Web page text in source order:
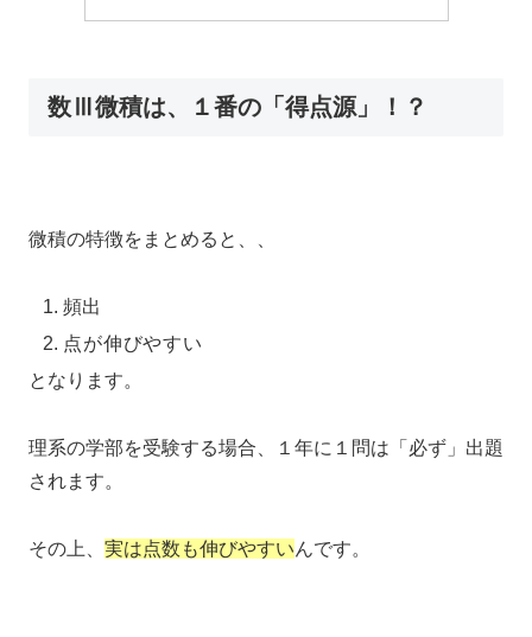
数Ⅲ微積は、１番の「得点源」！？
微積の特徴をまとめると、、
頻出
点が伸びやすい
となります。
理系の学部を受験する場合、１年に１問は「必ず」出題
されます。
その上、 実は点数も伸びやすいんです。